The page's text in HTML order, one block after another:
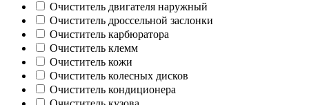
Очиститель двигателя наружный
Очиститель дроссельной заслонки
Очиститель карбюратора
Очиститель клемм
Очиститель кожи
Очиститель колесных дисков
Очиститель кондиционера